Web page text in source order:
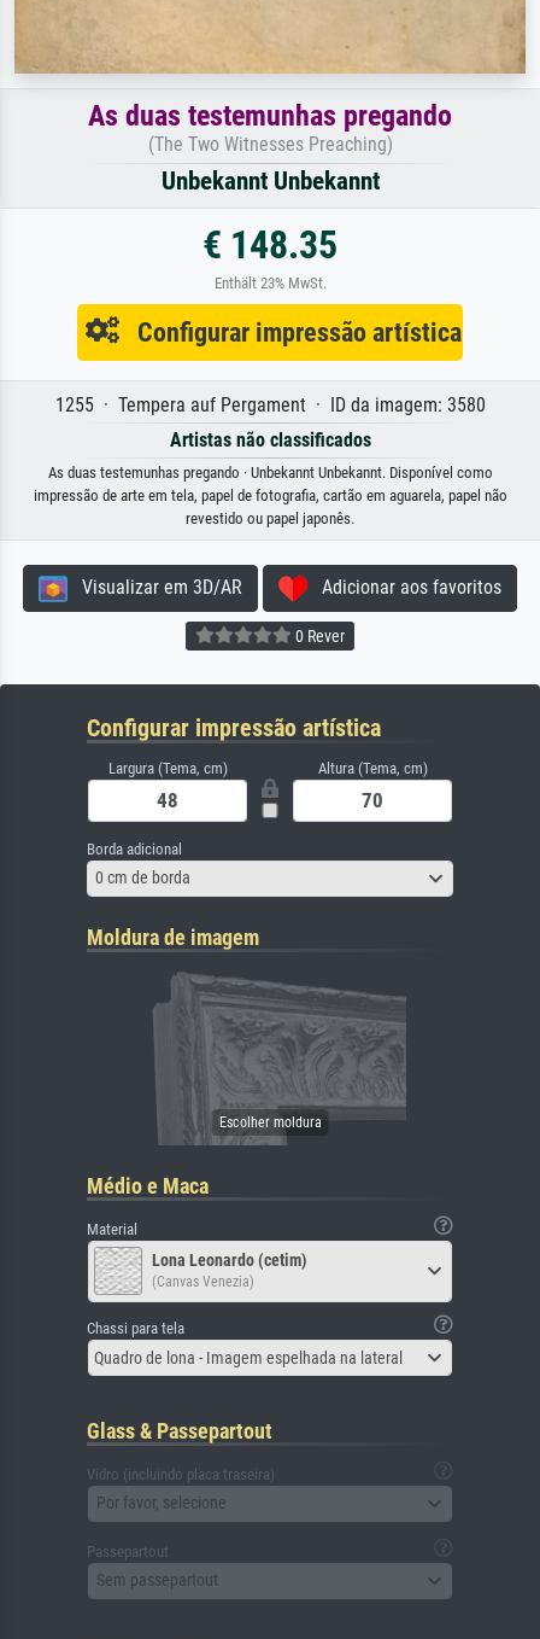
As duas testemunhas pregando
(The Two Witnesses Preaching)
Unbekannt Unbekannt
€ 148.35
Enthält 23% MwSt.
Configurar impressão artística
1255 · Tempera auf Pergament · ID da imagem: 3580
Artistas não classificados
As duas testemunhas pregando · Unbekannt Unbekannt. Disponível como
impressão de arte em tela, papel de fotografia, cartão em aguarela, papel não
revestido ou papel japonês.
Visualizar em 3D/AR Adicionar aos favoritos
0 Rever
Configurar impressão artística
Largura (Tema, cm) Altura (Tema, cm)
Borda adicional
0 cm de borda
Moldura de imagem
Médio e Maca
Material
Lona Leonardo (cetim)
(Canvas Venezia)
Chassi para tela
Quadro de lona - Imagem espelhada na lateral
Glass & Passepartout
Vidro (incluindo placa traseira)
Por favor, selecione
Passepartout
Sem passepartout